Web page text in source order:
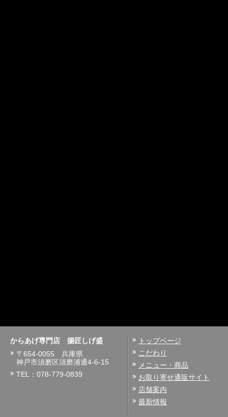
からあげ専門店 揚匠しげ盛
〒654-0055 兵庫県
神戸市須磨区須磨浦通4-6-15
TEL：078-779-0839
トップページ
こだわり
メニュー・商品
お取り寄せ通販サイト
店舗案内
最新情報